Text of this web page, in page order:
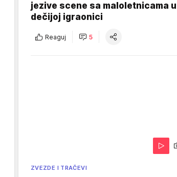
jezive scene sa maloletnicama u
dečijoj igraonici
Reaguj 5
ZVEZDE I TRAČEVI